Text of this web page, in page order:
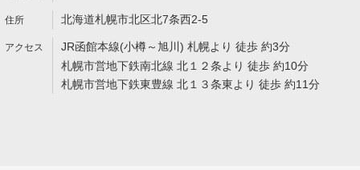
北海道札幌市北区北7条西2-5
JR函館本線(小樽～旭川) 札幌より 徒歩 約3分
札幌市営地下鉄南北線 北１２条より 徒歩 約10分
札幌市営地下鉄東豊線 北１３条東より 徒歩 約11分